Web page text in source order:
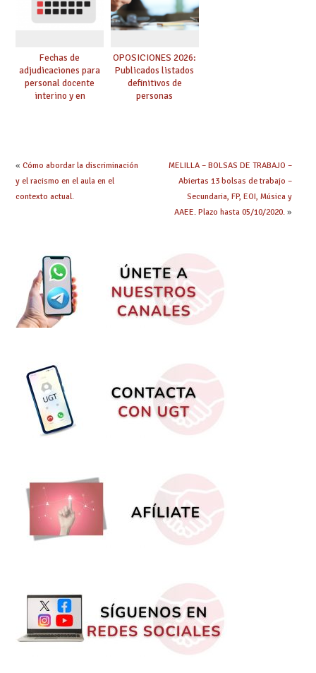
Fechas de
adjudicaciones para
personal docente
interino y en
OPOSICIONES 2026:
Publicados listados
definitivos de
personas
« Cómo abordar la discriminación
y el racismo en el aula en el
contexto actual.
MELILLA – BOLSAS DE TRABAJO –
Abiertas 13 bolsas de trabajo –
Secundaria, FP, EOI, Música y
AAEE. Plazo hasta 05/10/2020.»